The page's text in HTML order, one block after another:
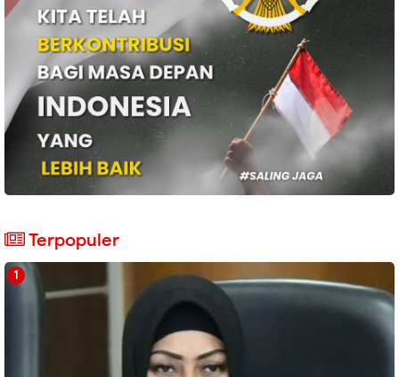
Terpopuler